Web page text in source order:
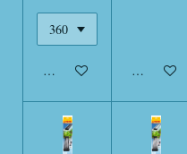
In winkelwagen In